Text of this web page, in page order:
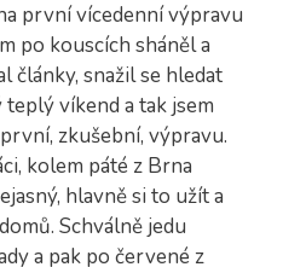
první vícedenní výpravu
po kouscích sháněl a
články, snažil se hledat
víkend a tak jsem
zkušební, výpravu.
kolem páté z Brna
hlavně si to užít a
Schválně jedu
a pak po červené z